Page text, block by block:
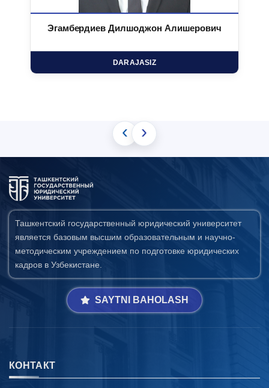
Эгамбердиев Дилшоджон Алишерович
DARAJASIZ
‹ ›
Ташкентский государственный юридический университет
является базовым высшим образовательным и научно-
методическим учреждением по подготовке юридических
кадров в Узбекистане.
SAYTNI BAHOLASH
КОНТАКТ